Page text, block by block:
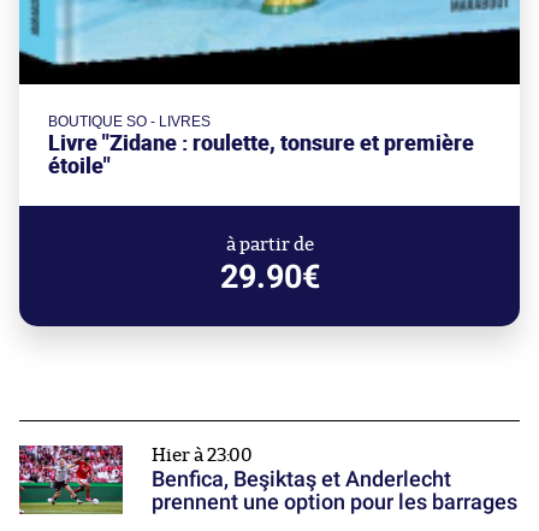
BOUTIQUE SO - LIVRES
Livre "Zidane : roulette, tonsure et première
étoile"
à partir de
29.90€
Hier à 23:00
Benfica, Beşiktaş et Anderlecht
prennent une option pour les barrages